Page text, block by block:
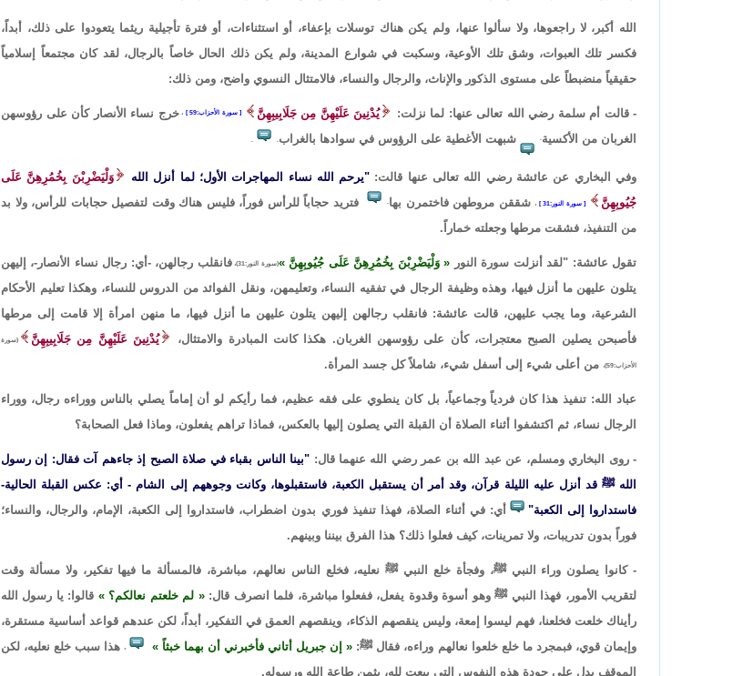
الله أكبر، لا راجعوها، ولا سألوا عنها، ولم يكن هناك توسلات بإعفاء، أو استثناءات، أو فترة تأجيلية ريثما يتعودوا على ذلك، أبداً،
فكسر تلك العبوات، وشق تلك الأوعية، وسكبت في شوارع المدينة، ولم يكن ذلك الحال خاصاً بالرجال، لقد كان مجتمعاً إسلامياً
حقيقياً منضبطاً على مستوى الذكور والإناث، والرجال والنساء، فالامتثال النسوي واضح، ومن ذلك:
- قالت أم سلمة رضي الله تعالى عنها: لما نزلت: يُدْنِينَ عَلَيْهِنَّ مِن جَلَابِيبِهِنَّ سورة الأحزاب:59 ،خرج نساء الأنصار كأن على رؤوسهن
الغربان من الأكسية. شبهت الأغطية على الرؤوس في سوادها بالغراب.
.
وفي البخاري عن عائشة رضي الله تعالى عنها قالت: "يرحم الله نساء المهاجرات الأول؛ لما أنزل الله
وَلْيَضْرِبْنَ بِخُمُرِهِنَّ عَلَى
جُيُوبِهِنَّ
سورة النور:31 ،شققن مروطهن فاختمرن بها.
فتريد حجاباً للرأس فوراً، فليس هناك وقت لتفصيل حجابات للرأس، ولا بد
من التنفيذ، فشقت مرطها وجعلته خماراً.
تقول عائشة: "لقد أنزلت سورة النور وَلْيَضْرِبْنَ بِخُمُرِهِنَّ عَلَى جُيُوبِهِنَّ (سورة النور:31)،
فانقلب رجالهن، -أي: رجال نساء الأنصار-، إليهن
يتلون عليهن ما أنزل فيها، وهذه وظيفة الرجال في تفقيه النساء، وتعليمهن، ونقل الفوائد من الدروس للنساء، وهكذا تعليم الأحكام
الشرعية، وما يجب عليهن، قالت عائشة: فانقلب رجالهن إليهن يتلون عليهن ما أنزل فيها، ما منهن امرأة إلا قامت إلى مرطها
فأصبحن يصلين الصبح معتجرات، كأن على رؤوسهن الغربان. هكذا كانت المبادرة والامتثال،
يُدْنِينَ عَلَيْهِنَّ مِن جَلَابِيبِهِنَّ (سورة
الأحزاب:59)، من أعلى شيء إلى أسفل شيء، شاملاً كل جسد المرأة.
عباد الله: تنفيذ هذا كان فردياً وجماعياً، بل كان ينطوي على فقه عظيم، فما رأيكم لو أن إماماً يصلي بالناس ووراءه رجال، ووراء
الرجال نساء، ثم اكتشفوا أثناء الصلاة أن القبلة التي يصلون إليها بالعكس، فماذا تراهم يفعلون، وماذا فعل الصحابة؟
- روى البخاري ومسلم، عن عبد الله بن عمر رضي الله عنهما قال: "بينا الناس بقباء في صلاة الصبح إذ جاءهم آت فقال: إن رسول
الله ﷺ قد أنزل عليه الليلة قرآن، وقد أمر أن يستقبل الكعبة، فاستقبلوها، وكانت وجوههم إلى الشام - أي: عكس القبلة الحالية-
فاستداروا إلى الكعبة"
أي: في أثناء الصلاة، فهذا تنفيذ فوري بدون اضطراب، فاستداروا إلى الكعبة، الإمام، والرجال، والنساء؛
فوراً بدون تدريبات، ولا تمرينات، كيف فعلوا ذلك؟ هذا الفرق بيننا وبينهم.
- كانوا يصلون وراء النبي ﷺ، وفجأة خلع النبي ﷺ نعليه، فخلع الناس نعالهم، مباشرة، فالمسألة ما فيها تفكير، ولا مسألة وقت
لتقريب الأمور، فهذا النبي ﷺ وهو أسوة وقدوة يفعل، ففعلوا مباشرة، فلما انصرف قال:
لم خلعتم نعالكم؟
قالوا: يا رسول الله
رأيناك خلعت فخلعنا، فهم ليسوا إمعة، وليس ينقصهم الذكاء، وينقصهم العمق في التفكير، أبداً، لكن عندهم قواعد أساسية مستقرة،
وإيمان قوي، فبمجرد ما خلع خلعوا نعالهم وراءه، فقال ﷺ:
إن جبريل أتاني فأخبرني أن بهما خبثاً ،هذا سبب خلع نعليه، لكن
الموقف يدل على جودة هذه النفوس التي بيعت لله، بثمن طاعة الله ورسوله.